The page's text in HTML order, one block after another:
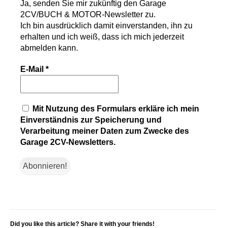
Ja, senden Sie mir zukünftig den Garage
2CV/BUCH & MOTOR-Newsletter zu.
Ich bin ausdrücklich damit einverstanden, ihn zu
erhalten und ich weiß, dass ich mich jederzeit
abmelden kann.
E-Mail *
Mit Nutzung des Formulars erkläre ich mein
Einverständnis zur Speicherung und
Verarbeitung meiner Daten zum Zwecke des
Garage 2CV-Newsletters.
Did you like this article? Share it with your friends!